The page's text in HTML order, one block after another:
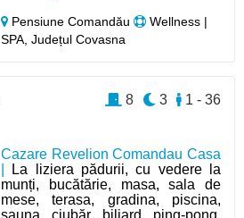
Pensiune Comandău
Wellness |
SPA, Județul Covasna
Cazare Revelion Comandau Casa
La liziera pădurii, cu vedere la
munți, bucătărie, masa, sala de
mese, terasa, gradina, piscina,
sauna, ciubăr, biliard, ping-pong,
1 - 36
3
8